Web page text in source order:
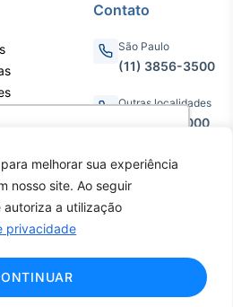
nosso site e
Ao utilizar este site, você
cookies.
entendi!
melhorar sua experiência
nosso site. Ao seguir
a utilização
privacidade
Gestão de
Investimentos
Contato
São Paulo
(11) 3856-3500
Outras localidades
0800.011.3000
Eng. Caetano Álvares, 55 - 3º e
6º andar, Bairro do Limão, São
Paulo / SP, CEP 02598-900 -
reservados ao Broadcast |
Agência Estado.